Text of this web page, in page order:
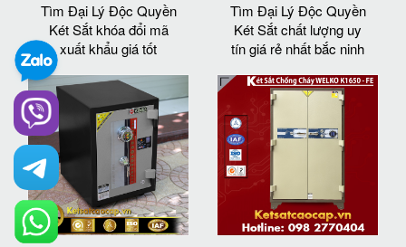
Tìm Đại Lý Độc Quyền
Két Sắt khóa đổi mã
xuất khẩu giá tốt
Tìm Đại Lý Độc Quyền
Két Sắt chất lượng uy
tín giá rẻ nhất bắc ninh